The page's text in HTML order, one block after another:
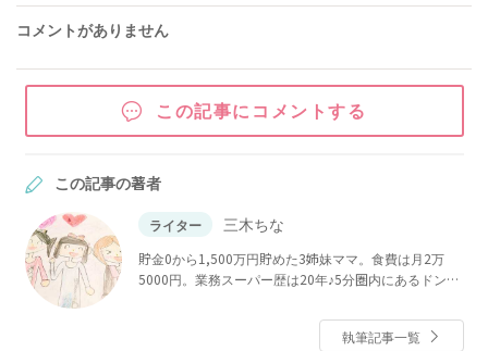
コメントがありません
この記事にコメントする
この記事の著者
ライター 三木ちな
貯金0から1,500万円貯めた3姉妹ママ。食費は月2万
5000円。業務スーパー歴は20年♪5分圏内にあるドン
り、神コスパ商品を探すパトロールが趣味♪節約と貯蓄
が大好き。節約生活スペシャリスト、整理収納アドバ
執筆記事一覧